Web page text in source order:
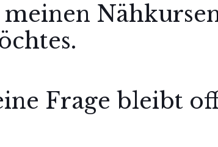
Frage bleibt